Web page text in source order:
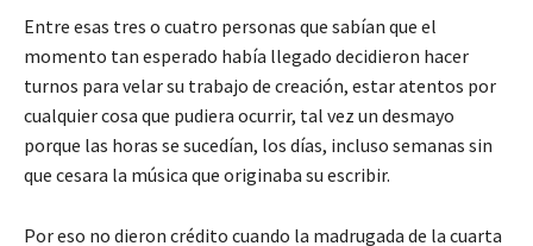
Entre esas tres o cuatro personas que sabían que el
momento tan esperado había llegado decidieron hacer
turnos para velar su trabajo de creación, estar atentos por
cualquier cosa que pudiera ocurrir, tal vez un desmayo
porque las horas se sucedían, los días, incluso semanas sin
que cesara la música que originaba su escribir.
Por eso no dieron crédito cuando la madrugada de la cuarta